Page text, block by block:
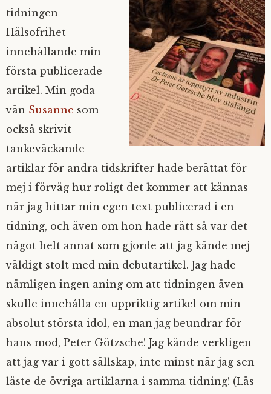
tidningen
Hälsofrihet
innehållande min
första publicerade
artikel. Min goda
vän Susanne som
också skrivit
tankeväckande
artiklar för andra tidskrifter hade berättat för
mej i förväg hur roligt det kommer att kännas
när jag hittar min egen text publicerad i en
tidning, och även om hon hade rätt så var det
något helt annat som gjorde att jag kände mej
väldigt stolt med min debutartikel. Jag hade
nämligen ingen aning om att tidningen även
skulle innehålla en uppriktig artikel om min
absolut största idol, en man jag beundrar för
hans mod, Peter Götzsche! Jag kände verkligen
att jag var i gott sällskap, inte minst när jag sen
läste de övriga artiklarna i samma tidning! (Läs